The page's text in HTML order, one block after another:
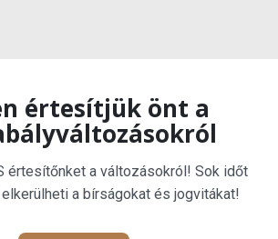
értesítjük önt a
értesítőnket a változásokról! Sok időt
a bírságokat és jogvitákat!